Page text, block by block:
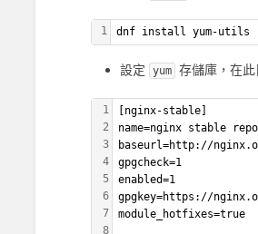
1 dnf install yum-utils
設定 yum 存儲庫，在
1
2
3
4
5
6
7
8
[nginx-stable]
name=nginx stable repo
baseurl=http://
gpgcheck=1
enabled=1
gpgkey=https://
module_hotfixes=true